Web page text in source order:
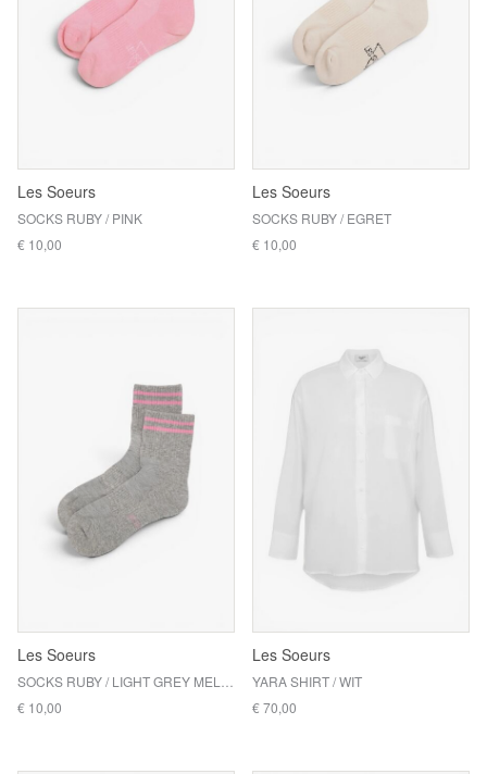
Les Soeurs
SOCKS RUBY / PINK
€ 10,00
Les Soeurs
SOCKS RUBY / EGRET
€ 10,00
Les Soeurs
€ 10,00
Les Soeurs
YARA SHIRT / WIT
€ 70,00